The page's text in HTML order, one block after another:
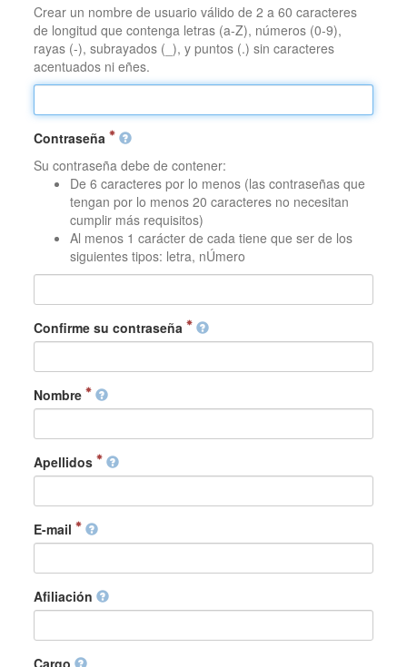
Crear un nombre de usuario válido de 2 a 60 caracteres
de longitud que contenga letras (a-Z), números (0-9),
rayas (-), subrayados (_), y puntos (.) sin caracteres
acentuados ni eñes.
Contraseña
Su contraseña debe de contener:
De 6 caracteres por lo menos (las contraseñas que
tengan por lo menos 20 caracteres no necesitan
cumplir más requisitos)
Al menos 1 carácter de cada tiene que ser de los
siguientes tipos: letra, nÚmero
Confirme su contraseña
Nombre
Apellidos
E-mail
Afiliación
Cargo